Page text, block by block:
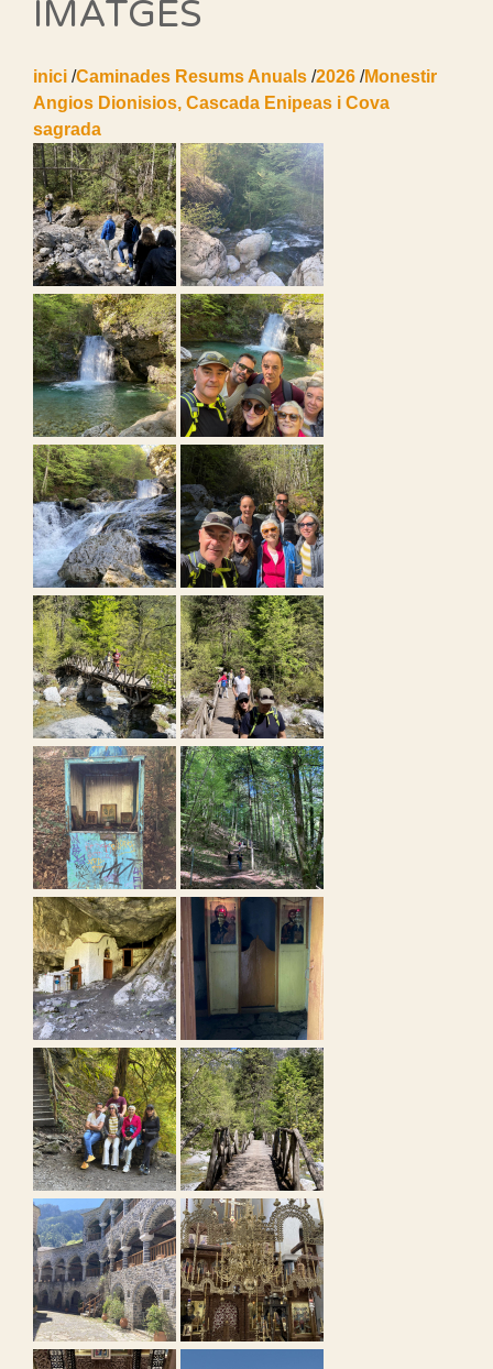
IMATGES
inici /Caminades Resums Anuals /2026 /Monestir
Angios Dionisios, Cascada Enipeas i Cova
sagrada